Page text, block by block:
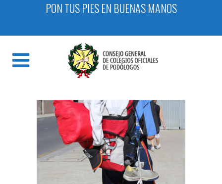
PON TUS PIES EN BUENAS MANOS